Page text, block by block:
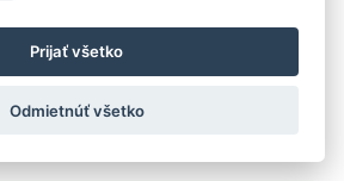
Prijať všetko
Odmietnúť všetko